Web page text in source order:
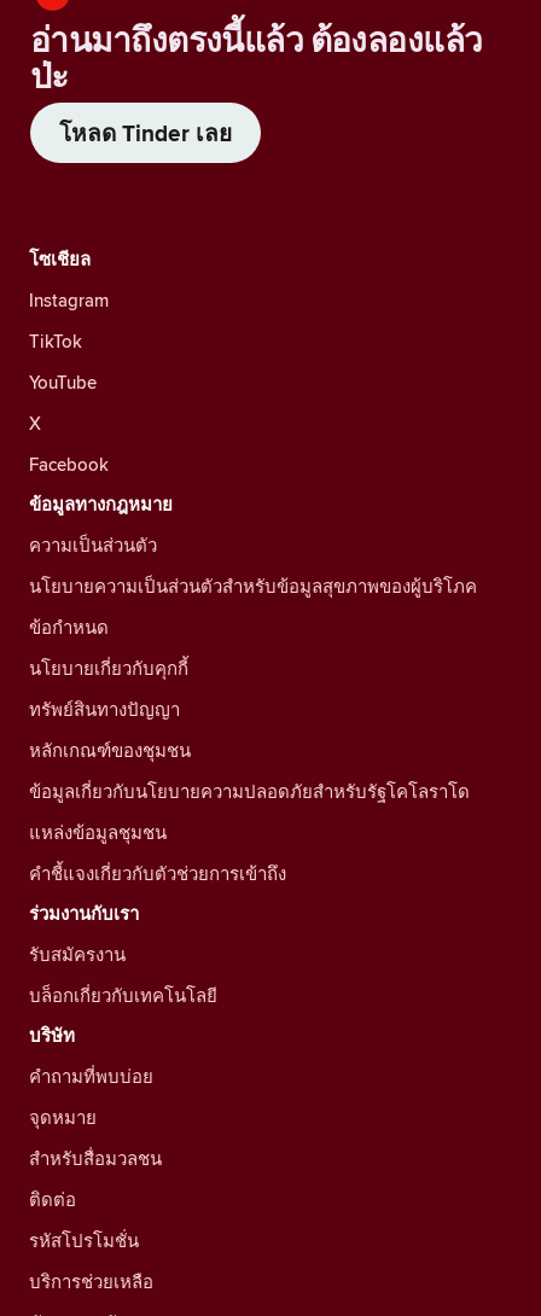
อ่านมาถึงตรงนี้แล้ว ต้องลองแล้ว
ป่ะ
โหลด Tinder เลย
โซเชียล
Instagram
TikTok
YouTube
X
Facebook
ข้อมูลทางกฎหมาย
ความเป็นส่วนตัว
นโยบายความเป็นส่วนตัวสำหรับข้อมูลสุขภาพของผู้บริโภค
ข้อกำหนด
นโยบายเกี่ยวกับคุกกี้
ทรัพย์สินทางปัญญา
หลักเกณฑ์ของชุมชน
ข้อมูลเกี่ยวกับนโยบายความปลอดภัยสำหรับรัฐโคโลราโด
แหล่งข้อมูลชุมชน
คำชี้แจงเกี่ยวกับตัวช่วยการเข้าถึง
ร่วมงานกับเรา
รับสมัครงาน
บล็อกเกี่ยวกับเทคโนโลยี
บริษัท
คำถามที่พบบ่อย
จุดหมาย
สำหรับสื่อมวลชน
ติดต่อ
รหัสโปรโมชั่น
บริการช่วยเหลือ